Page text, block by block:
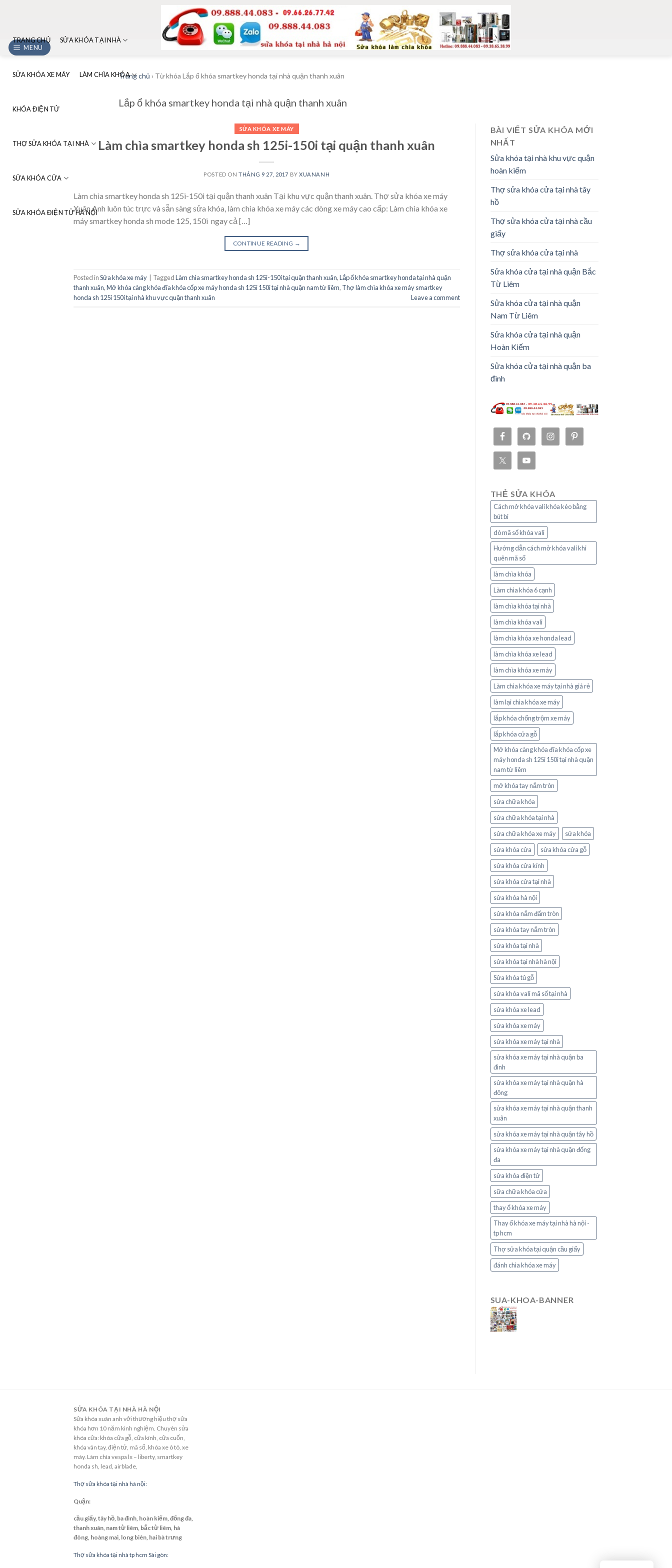
TRANG CHỦ SỬA KHÓA TẠI NHÀ
SỬA KHÓA XE MÁY LÀM CHÌA KHÓA
KHÓA ĐIỆN TỬ
THỢ SỬA KHÓA TẠI NHÀ
SỬA KHÓA CỬA
SỬA KHÓA ĐIỆN TỬ HÀ NỘI
MENU
Trang chủ › Từ khóa Lắp ổ khóa smartkey honda tại nhà quận thanh xuân
Lắp ổ khóa smartkey honda tại nhà quận thanh xuân
SỬA KHÓA XE MÁY
Làm chìa smartkey honda sh 125i-150i tại quận thanh xuân
POSTED ON THÁNG 9 27, 2017 BYXUANANH
Làm chìa smartkey honda sh 125i-150i tại quận thanh xuân Tại khu vực quận thanh xuân. Thợ sửa khóa xe máy
Xuân Anh luôn túc trực và sẵn sàng sửa khóa, làm chìa khóa xe máy các dòng xe máy cao cấp: Làm chìa khóa xe
máy smartkey honda sh mode 125, 150i ngay cả […]
CONTINUE READING →
Posted inSửa khóa xe máy TaggedLàm chìa smartkey honda sh 125i-150i tại quận thanh xuân,Lắp ổ khóa smartkey honda tại nhà quận
thanh xuân,Mở khóa càng khóa đĩa khóa cốp xe máy honda sh 125i 150i tại nhà quận nam từ liêm, Thợ làm chìa khóa xe máy smartkey
honda sh 125i 150i tại nhà khu vực quận thanh xuân
Leave a comment
BÀI VIẾT SỬA KHÓA MỚI
NHẤT
Sửa khóa tại nhà khu vực quận
hoàn kiếm
Thợ sửa khóa cửa tại nhà tây
hồ
Thợ sửa khóa cửa tại nhà cầu
giấy
Thợ sửa khóa cửa tại nhà
Sửa khóa cửa tại nhà quận Bắc
Từ Liêm
Sửa khóa cửa tại nhà quận
Nam Từ Liêm
Sửa khóa cửa tại nhà quận
Hoàn Kiếm
Sửa khóa cửa tại nhà quận ba
đình
THẺ SỬA KHÓA
Cách mở khóa vali khóa kéo bằng
bút bi
dò mã số khóa vali
Hướng dẫn cách mở khóa vali khi
quên mã số
làm chìa khóa
Làm chìa khóa 6 cạnh
làm chìa khóa tại nhà
làm chìa khóa vali
làm chìa khóa xe honda lead
làm chìa khóa xe lead
làm chìa khóa xe máy
Làm chìa khóa xe máy tại nhà giá rẻ
làm lại chìa khóa xe máy
lắp khóa chống trộm xe máy
lắp khóa cửa gỗ
Mở khóa càng khóa đĩa khóa cốp xe
máy honda sh 125i 150i tại nhà quận
nam từ liêm
mở khóa tay nắm tròn
sửa chữa khóa
sửa chữa khóa tại nhà
sửa chữa khóa xe máy
sửa khóa
sửa khóa cửa
sửa khóa cửa gỗ
sửa khóa cửa kính
sửa khóa cửa tại nhà
sửa khóa hà nội
sửa khóa nắm đấm tròn
sửa khóa tay nắm tròn
sửa khóa tại nhà
sửa khóa tại nhà hà nội
Sửa khóa tủ gỗ
sửa khóa vali mã số tại nhà
sửa khóa xe lead
sửa khóa xe máy
sửa khóa xe máy tại nhà
sửa khóa xe máy tại nhà quận ba
đình
sửa khóa xe máy tại nhà quận hà
đông
sửa khóa xe máy tại nhà quận thanh
xuân
sửa khóa xe máy tại nhà quận tây hồ
sửa khóa xe máy tại nhà quận đống
đa
sửa khóa điện tử
sữa chữa khóa cửa
thay ổ khóa xe máy
Thay ổ khóa xe máy tại nhà hà nội -
tp hcm
Thợ sửa khóa tại quận cầu giấy
đánh chìa khóa xe máy
SUA-KHOA-BANNER
SỬA KHÓA TẠI NHÀ HÀ NỘI
Sửa khóa xuân anh với thương hiệu thợ sửa
khóa hơn 10 năm kinh nghiệm. Chuyên sửa
khóa cửa: khóa cửa gỗ, cửa kính, cửa cuốn,
khóa vân tay, điện tử, mã số, khóa xe ô tô, xe
máy. Làm chìa vespa lx – liberty, smartkey
honda sh, lead, airblade,
Thợ sửa khóa tại nhà hà nội:
Quận:
cầu giấy, tây hồ, ba đình, hoàn kiếm, đống đa,
thanh xuân, nam từ liêm, bắc từ liêm, hà
đông, hoàng mai, long biên, hai bà trưng
Thợ sửa khóa tại nhà tp hcm Sài gòn: